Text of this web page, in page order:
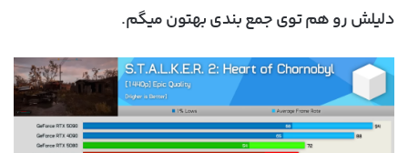
دلیلش رو هم توی جمع بندی بهتون میگم.